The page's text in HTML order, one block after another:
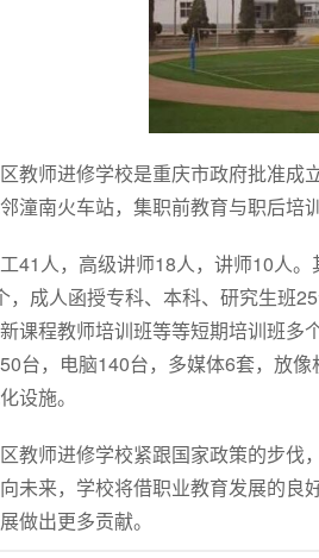
教师进修学校是重庆市政府批准
潼南火车站，集职前教育与职后培
41人，高级讲师18人，讲师10人
，成人函授专科、本科、研究生班
课程教师培训班等等短期培训班
台，电脑140台，多媒体6套，放
设施。
教师进修学校紧跟国家政策的步
未来，学校将借职业教育发展的良
做出更多贡献。